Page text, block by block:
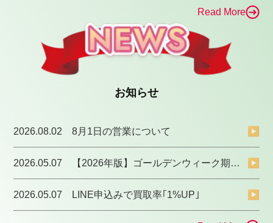
Read More
お知らせ
2026.08.02 8月1日の営業について ▶
2026.05.07 【2026年版】ゴールデンウィーク期間中の営業について ▶
2026.05.07 LINE申込みで買取率｢1%UP｣ ▶